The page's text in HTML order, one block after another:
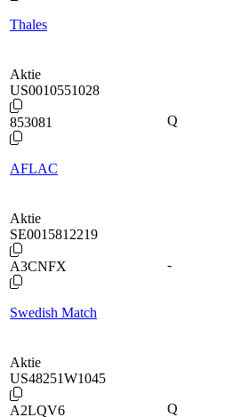
Thales
Aktie
US0010551028
853081
AFLAC
Q
Aktie
SE0015812219
A3CNFX
Swedish Match
-
Aktie
US48251W1045
A2LQV6 Q